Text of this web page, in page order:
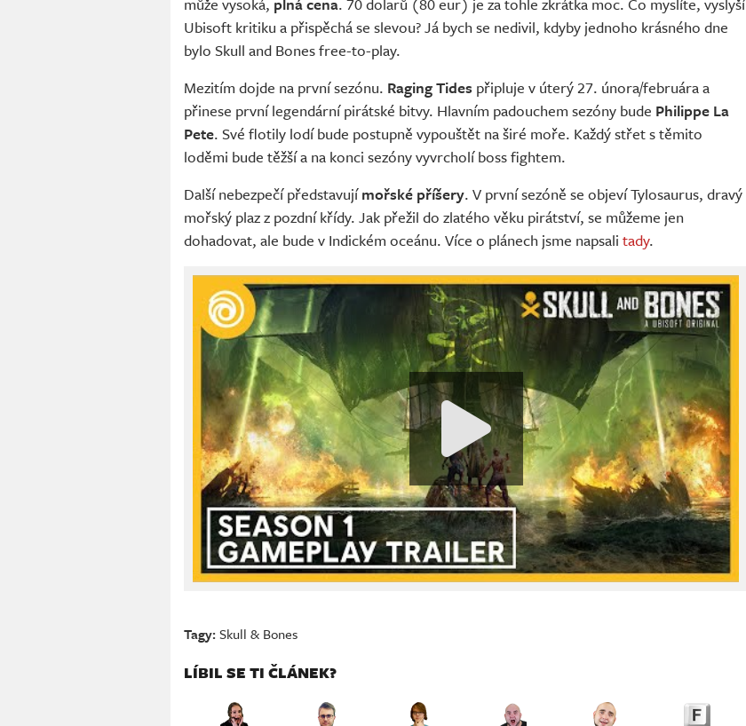
Ubisoft kritiku a přispěchá se slevou? Já bych se nedivil, kdyby jednoho krásného dne
bylo Skull and Bones free-to-play.
Mezitím dojde na první sezónu. Raging Tides připluje v úterý 27. února/februára a
přinese první legendární pirátské bitvy. Hlavním padouchem sezóny bude Philippe La
Pete. Své flotily lodí bude postupně vypouštět na širé moře. Každý střet s těmito
loděmi bude těžší a na konci sezóny vyvrcholí boss fightem.
Další nebezpečí představujímořské příšery. V první sezóně se objeví Tylosaurus, dravý
mořský plaz z pozdní křídy. Jak přežil do zlatého věku pirátství, se můžeme jen
dohadovat, ale bude v Indickém oceánu. Více o plánech jsme napsali tady.
Tagy:Skull & Bones
LÍBIL SE TI ČLÁNEK?